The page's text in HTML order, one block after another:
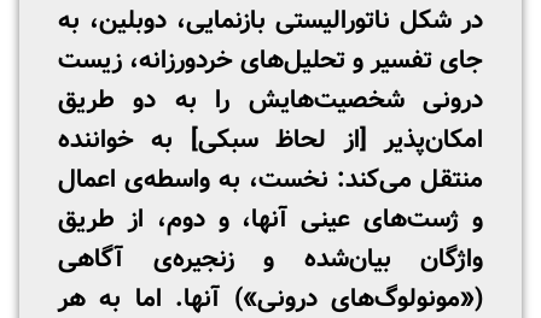
در شکل ناتورالیستی بازنمایی، دوبلین، به
جای تفسیر و تحلیل‌های خردورزانه، زیست
درونی شخصیت‌هایش را به دو طریق
امکان‌پذیر [از لحاظ سبکی] به خواننده
منتقل می‌کند: نخست، به واسطه‌ی اعمال
و ژست‌های عینی آنها، و دوم، از طریق
واژگان بیان‌شده و زنجیره‌ی آگاهی
(«مونولوگ‌های درونی») آنها. اما به هر